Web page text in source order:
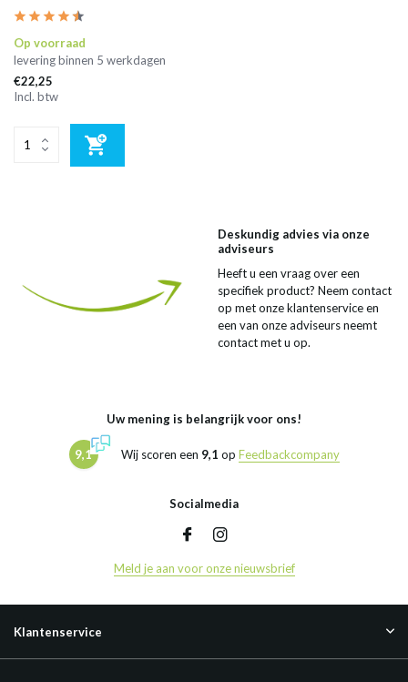
Op voorraad
levering binnen 5 werkdagen
€22,25
Incl. btw
Deskundig advies via onze
adviseurs
Heeft u een vraag over een
specifiek product? Neem contact
op met onze klantenservice en
een van onze adviseurs neemt
contact met u op.
Uw mening is belangrijk voor ons!
9,1 Wij scoren een 9,1 op Feedbackcompany
Socialmedia
Meld je aan voor onze nieuwsbrief
Klantenservice